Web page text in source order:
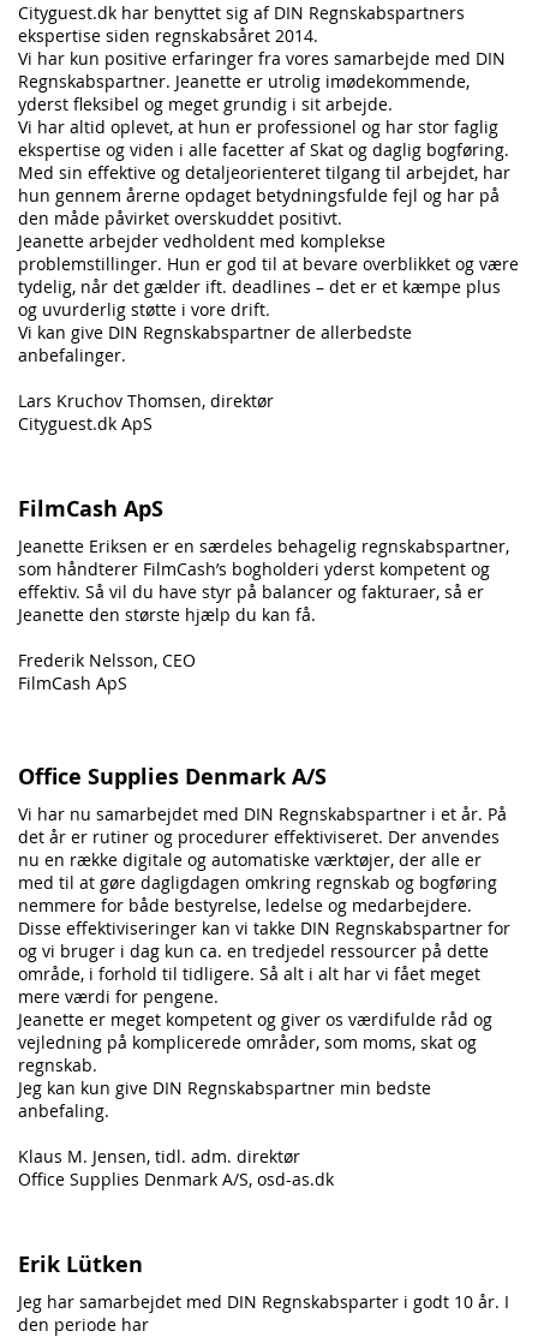
Cityguest.dk har benyttet sig af DIN Regnskabspartners
ekspertise siden regnskabsåret 2014.
Vi har kun positive erfaringer fra vores samarbejde med DIN
Regnskabspartner. Jeanette er utrolig imødekommende,
yderst fleksibel og meget grundig i sit arbejde.
Vi har altid oplevet, at hun er professionel og har stor faglig
ekspertise og viden i alle facetter af Skat og daglig bogføring.
Med sin effektive og detaljeorienteret tilgang til arbejdet, har
hun gennem årerne opdaget betydningsfulde fejl og har på
den måde påvirket overskuddet positivt.
Jeanette arbejder vedholdent med komplekse
problemstillinger. Hun er god til at bevare overblikket og være
tydelig, når det gælder ift. deadlines – det er et kæmpe plus
og uvurderlig støtte i vore drift.
Vi kan give DIN Regnskabspartner de allerbedste
anbefalinger.
Lars Kruchov Thomsen, direktør
Cityguest.dk ApS
FilmCash ApS
Jeanette Eriksen er en særdeles behagelig regnskabspartner,
som håndterer FilmCash’s bogholderi yderst kompetent og
effektiv. Så vil du have styr på balancer og fakturaer, så er
Jeanette den største hjælp du kan få.
Frederik Nelsson, CEO
FilmCash ApS
Office Supplies Denmark A/S
Vi har nu samarbejdet med DIN Regnskabspartner i et år. På
det år er rutiner og procedurer effektiviseret. Der anvendes
nu en række digitale og automatiske værktøjer, der alle er
med til at gøre dagligdagen omkring regnskab og bogføring
nemmere for både bestyrelse, ledelse og medarbejdere.
Disse effektiviseringer kan vi takke DIN Regnskabspartner for
og vi bruger i dag kun ca. en tredjedel ressourcer på dette
område, i forhold til tidligere. Så alt i alt har vi fået meget
mere værdi for pengene.
Jeanette er meget kompetent og giver os værdifulde råd og
vejledning på komplicerede områder, som moms, skat og
regnskab.
Jeg kan kun give DIN Regnskabspartner min bedste
anbefaling.
Klaus M. Jensen, tidl. adm. direktør
Office Supplies Denmark A/S, osd-as.dk
Erik Lütken
Jeg har samarbejdet med DIN Regnskabsparter i godt 10 år. I
den periode har